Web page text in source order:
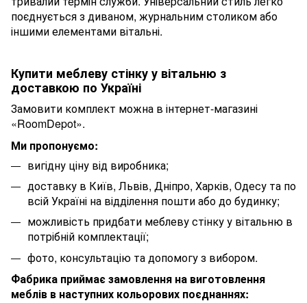
поєднується з диваном, журнальним столиком або
іншими елементами вітальні.
Купити меблеву стінку у вітальню з
доставкою по Україні
Замовити комплект можна в інтернет-магазині
«RoomDepot».
Ми пропонуємо:
вигідну ціну від виробника;
доставку в Київ, Львів, Дніпро, Харків, Одесу та по
всій Україні на відділення пошти або до будинку;
можливість придбати меблеву стінку у вітальню в
потрібній комплектації;
фото, консультацію та допомогу з вибором.
Фабрика приймає замовлення на виготовлення
меблів в наступних кольорових поєднаннях: